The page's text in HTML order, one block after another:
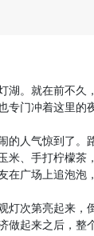
湖。就在前不久
门冲着这里的
的人气惊到了。
米、手打柠檬茶
广场上追泡泡
灯次第亮起来，
做起来之后，整